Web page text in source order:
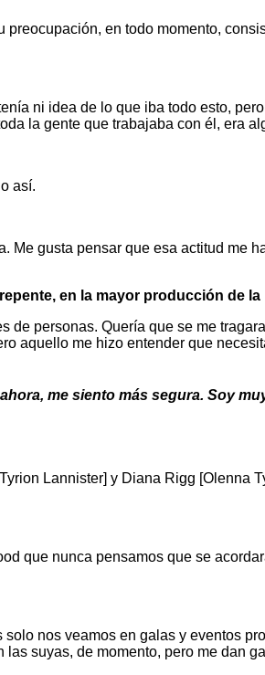
en todo momento,
ni idea de lo que iba todo esto,
la gente que trabajaba con él, era
así.
Me gusta pensar que esa actitud me
en la mayor producción de
personas. Quería que se me
aquello me hizo entender que
me siento más segura. Soy
Lannister] y Diana Rigg [Olenna
que nunca pensamos que se
nos veamos en galas y eventos
suyas, de momento, pero me dan